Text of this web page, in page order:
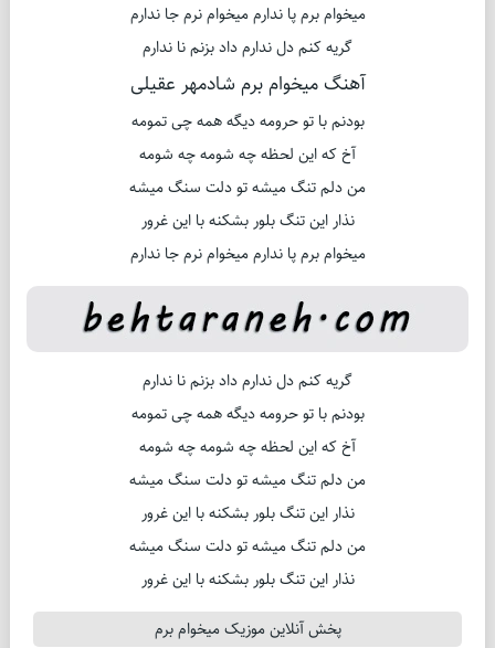
میخوام برم پا ندارم میخوام نرم جا ندارم
گریه کنم دل ندارم داد بزنم نا ندارم
آهنگ میخوام برم شادمهر عقیلی
بودنم با تو حرومه دیگه همه چی تمومه
آخ که این لحظه چه شومه چه شومه
من دلم تنگ میشه تو دلت سنگ میشه
نذار این تنگ بلور بشکنه با این غرور
میخوام برم پا ندارم میخوام نرم جا ندارم
گریه کنم دل ندارم داد بزنم نا ندارم
بودنم با تو حرومه دیگه همه چی تمومه
آخ که این لحظه چه شومه چه شومه
من دلم تنگ میشه تو دلت سنگ میشه
نذار این تنگ بلور بشکنه با این غرور
من دلم تنگ میشه تو دلت سنگ میشه
نذار این تنگ بلور بشکنه با این غرور
پخش آنلاین موزیک میخوام برم